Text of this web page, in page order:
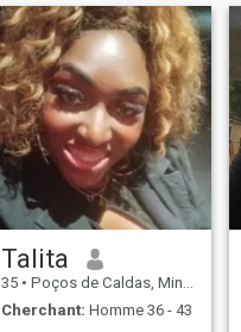
Talita
35 • Poços de Caldas, Minas Gerais, Brésil
Cherchant: Homme 36 - 43